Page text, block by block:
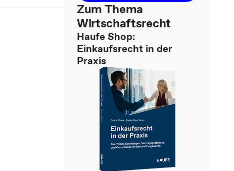
Zum Thema
Wirtschaftsrecht
Haufe Shop:
Einkaufsrecht in der
Praxis